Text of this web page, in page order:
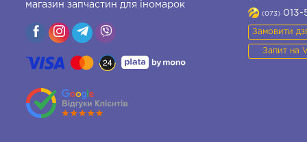
магазин запчастин для іномарок
(073) 013-
Замовити
Запит на